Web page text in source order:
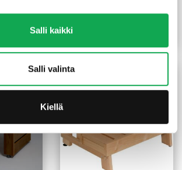
Salli kaikki
Salli valinta
Kiellä
149,00€/kpl